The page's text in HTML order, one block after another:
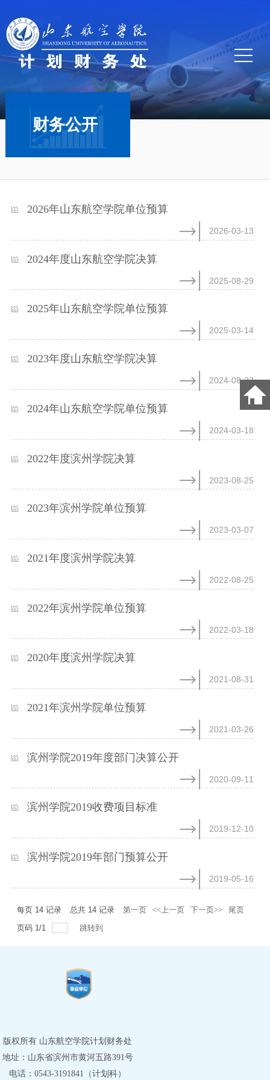
财务公开
2026年山东航空学院单位预算
2026-03-13
2024年度山东航空学院决算
2025-08-29
2025年山东航空学院单位预算
2025-03-14
2023年度山东航空学院决算
2024-08-23
2024年山东航空学院单位预算
2024-03-18
2022年度滨州学院决算
2023-08-25
2023年滨州学院单位预算
2023-03-07
2021年度滨州学院决算
2022-08-25
2022年滨州学院单位预算
2022-03-18
2020年度滨州学院决算
2021-08-31
2021年滨州学院单位预算
2021-03-26
滨州学院2019年度部门决算公开
2020-09-11
滨州学院2019收费项目标准
2019-12-10
滨州学院2019年部门预算公开
2019-05-16
每页 14记录 总共 14记录 第一页 <<上一页 下一页>>
尾页
页码 1 /1 跳转到
版权所有 山东航空学院计划财务处
地址：山东省滨州市黄河五路391号
电话：0543-3191841（计划科）